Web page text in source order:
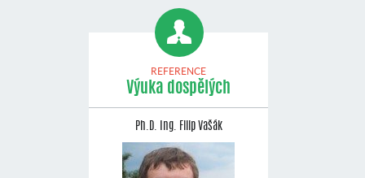
REFERENCE
Výuka dospělých
Ph.D. Ing. Filip Vašák